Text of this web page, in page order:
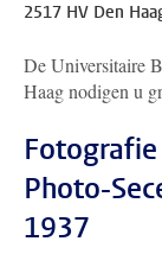
2517 HV Den
De Universitaire
Haag nodigen u
Photo-
1937